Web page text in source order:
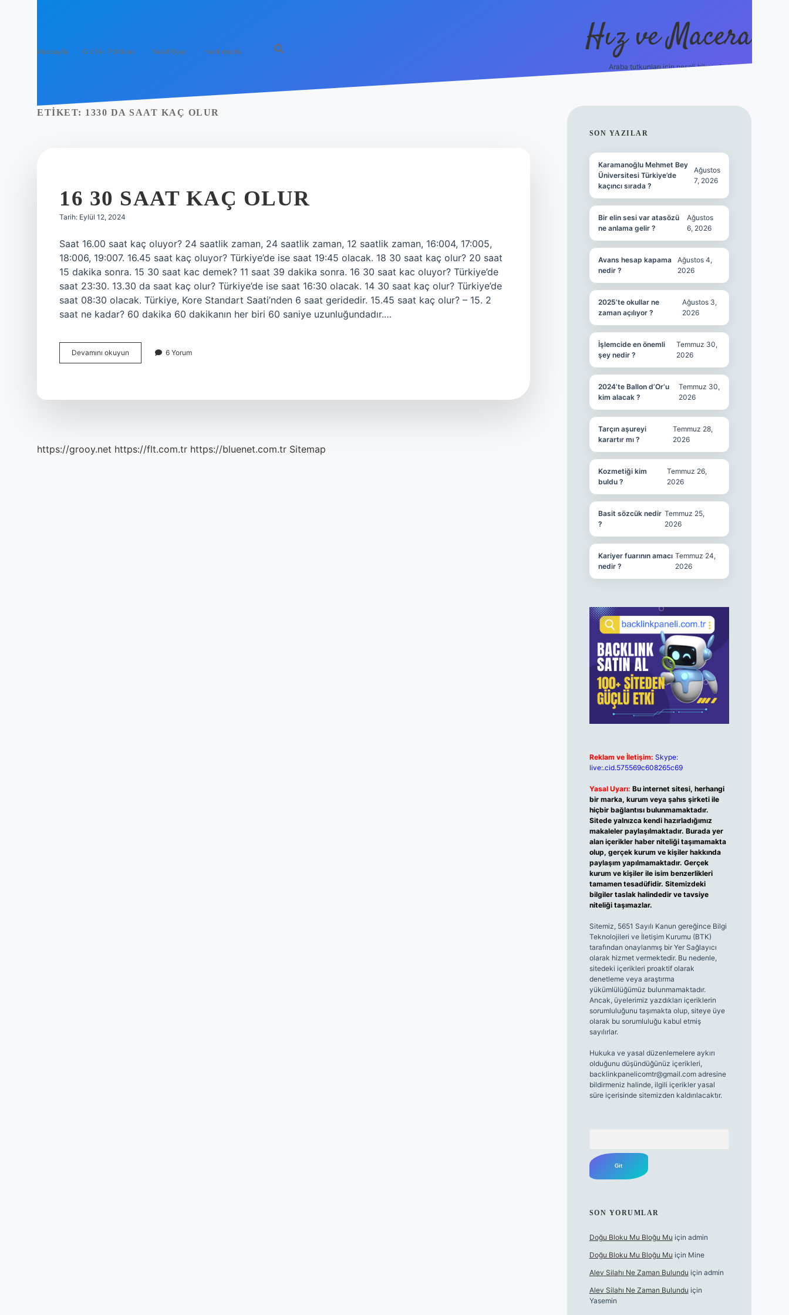
Anasayfa Gizlilik Politikası Yasal Uyarı Hakkımızda Hız ve Macera
Araba tutkunları için neşeli hikayeler!
ETIKET: 1330 DA SAAT KAÇ OLUR
16 30 SAAT KAÇ OLUR
Tarih: Eylül 12, 2024
Saat 16.00 saat kaç oluyor? 24 saatlik zaman, 24 saatlik zaman, 12 saatlik zaman, 16:004, 17:005,
18:006, 19:007. 16.45 saat kaç oluyor? Türkiye’de ise saat 19:45 olacak. 18 30 saat kaç olur? 20 saat
15 dakika sonra. 15 30 saat kac demek? 11 saat 39 dakika sonra. 16 30 saat kac oluyor? Türkiye’de
saat 23:30. 13.30 da saat kaç olur? Türkiye’de ise saat 16:30 olacak. 14 30 saat kaç olur? Türkiye’de
saat 08:30 olacak. Türkiye, Kore Standart Saati’nden 6 saat geridedir. 15.45 saat kaç olur? – 15. 2
saat ne kadar? 60 dakika 60 dakikanın her biri 60 saniye uzunluğundadır.…
Devamını okuyun
30
6 Yorum
https://grooy.net https://flt.com.tr https://bluenet.com.tr Sitemap
SIDEBAR
SON YAZILAR
Karamanoğlu Mehmet Bey
Üniversitesi Türkiye’de
kaçıncı sırada ?
Ağustos
7, 2026
Bir elin sesi var atasözü
ne anlama gelir ?
Ağustos
6, 2026
Avans hesap kapama
nedir ?
Ağustos 4,
2026
2025’te okullar ne
zaman açılıyor ?
Ağustos 3,
2026
İşlemcide en önemli
şey nedir ?
Temmuz 30,
2026
2024’te Ballon d’Or’u
kim alacak ?
Temmuz 30,
2026
Tarçın aşureyi
karartır mı ?
Temmuz 28,
2026
Kozmetiği kim
buldu ?
Temmuz 26,
2026
Basit sözcük nedir
?
Temmuz 25,
2026
Kariyer fuarının amacı
nedir ?
Temmuz 24,
2026
Reklam ve İletişim: Skype:
live:.cid.575569c608265c69
Yasal Uyarı: Bu internet sitesi, herhangi
bir marka, kurum veya şahıs şirketi ile
hiçbir bağlantısı bulunmamaktadır.
Sitede yalnızca kendi hazırladığımız
makaleler paylaşılmaktadır. Burada yer
alan içerikler haber niteliği taşımamakta
olup, gerçek kurum ve kişiler hakkında
paylaşım yapılmamaktadır. Gerçek
kurum ve kişiler ile isim benzerlikleri
tamamen tesadüfidir. Sitemizdeki
bilgiler taslak halindedir ve tavsiye
niteliği taşımazlar.
Sitemiz, 5651 Sayılı Kanun gereğince Bilgi
Teknolojileri ve İletişim Kurumu (BTK)
tarafından onaylanmış bir Yer Sağlayıcı
olarak hizmet vermektedir. Bu nedenle,
sitedeki içerikleri proaktif olarak
denetleme veya araştırma
yükümlülüğümüz bulunmamaktadır.
Ancak, üyelerimiz yazdıkları içeriklerin
sorumluluğunu taşımakta olup, siteye üye
olarak bu sorumluluğu kabul etmiş
sayılırlar.
Hukuka ve yasal düzenlemelere aykırı
olduğunu düşündüğünüz içerikleri,
backlinkpanelicomtr@gmail.comadresine
bildirmeniz halinde, ilgili içerikler yasal
süre içerisinde sitemizden kaldırılacaktır.
SON YORUMLAR
Doğu Bloku Mu Bloğu Mu için admin
Doğu Bloku Mu Bloğu Mu için Mine
Alev Silahı Ne Zaman Bulundu için admin
Alev Silahı Ne Zaman Bulundu için
Yasemin
hiltonbet güncel